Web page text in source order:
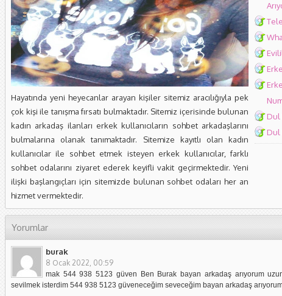
Hayatında yeni heyecanlar arayan kişiler sitemiz aracılığıyla pek
çok kişi ile tanışma fırsatı bulmaktadır. Sitemiz içerisinde bulunan
kadın arkadaş ilanları erkek kullanıcıların sohbet arkadaşlarını
bulmalarına olanak tanımaktadır. Sitemize kayıtlı olan kadın
kullanıcılar ile sohbet etmek isteyen erkek kullanıcılar, farklı
sohbet odalarını ziyaret ederek keyifli vakit geçirmektedir. Yeni
ilişki başlangıçları için sitemizde bulunan sohbet odaları her an
hizmet vermektedir.
Dul
Dul
Yorumlar
burak
8 Ocak 2022, 00:59
mak 544 938 5123 güven Ben Burak bayan arkadaş arıyorum
sevilmek isterdim 544 938 5123 güveneceğim seveceğim bayan arkadaş